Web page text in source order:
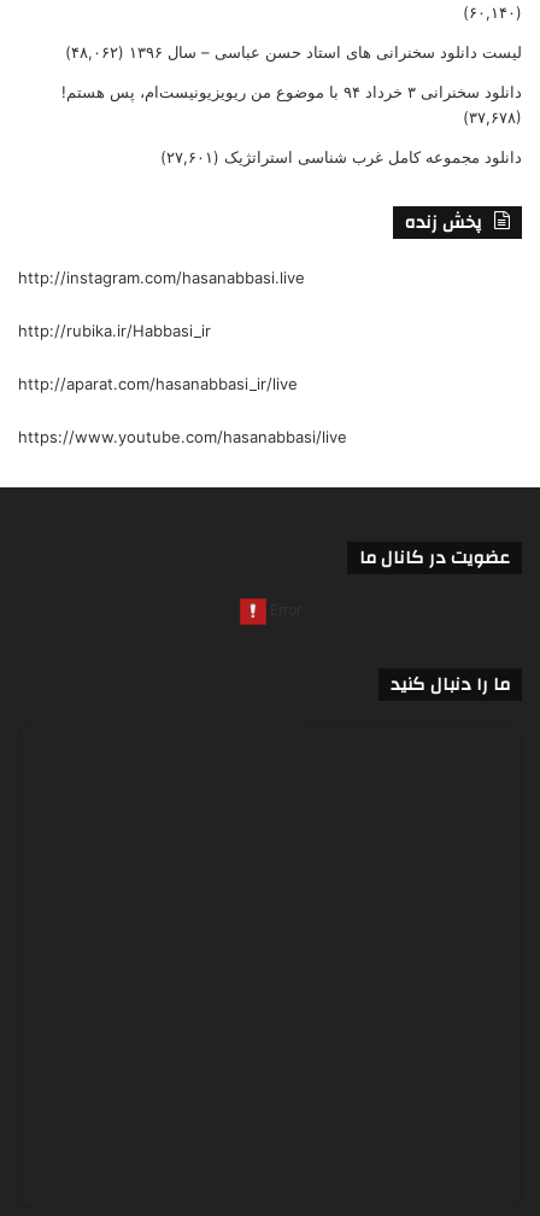
(۶۰,۱۴۰)
لیست دانلود سخنرانی های استاد حسن عباسی – سال ۱۳۹۶ (۴۸,۰۶۲)
دانلود سخنرانی ۳ خرداد ۹۴ با موضوع من ریویزیونیست‌ام، پس هستم!
(۳۷,۶۷۸)
دانلود مجموعه کامل غرب شناسی استراتژیک (۲۷,۶۰۱)
پخش زنده
http://instagram.com/hasanabbasi.live
http://rubika.ir/Habbasi_ir
http://aparat.com/hasanabbasi_ir/live
https://www.youtube.com/hasanabbasi/live
عضویت در کانال ما
ما را دنبال کنید